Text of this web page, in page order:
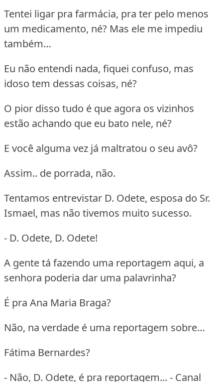
Tentei ligar pra farmácia, pra ter pelo menos
um medicamento, né? Mas ele me impediu
também…
Eu não entendi nada, fiquei confuso, mas
idoso tem dessas coisas, né?
O pior disso tudo é que agora os vizinhos
estão achando que eu bato nele, né?
E você alguma vez já maltratou o seu avô?
Assim.. de porrada, não.
Tentamos entrevistar D. Odete, esposa do Sr.
Ismael, mas não tivemos muito sucesso.
- D. Odete, D. Odete!
A gente tá fazendo uma reportagem aqui, a
senhora poderia dar uma palavrinha?
É pra Ana Maria Braga?
Não, na verdade é uma reportagem sobre…
Fátima Bernardes?
- Não, D. Odete, é pra reportagem... - Canal